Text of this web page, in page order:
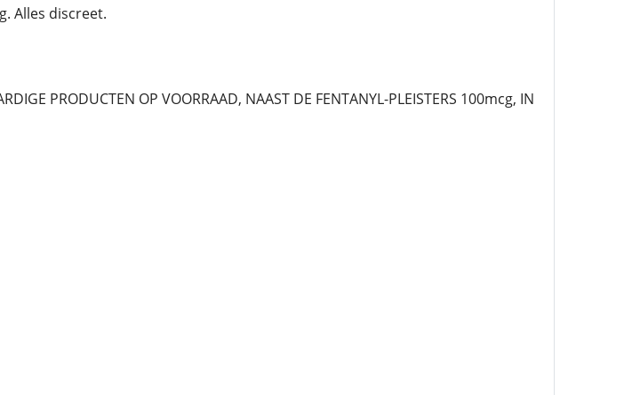
Alles discreet.
PRODUCTEN OP VOORRAAD, NAAST DE FENTANYL-PLEISTERS 100mcg, IN